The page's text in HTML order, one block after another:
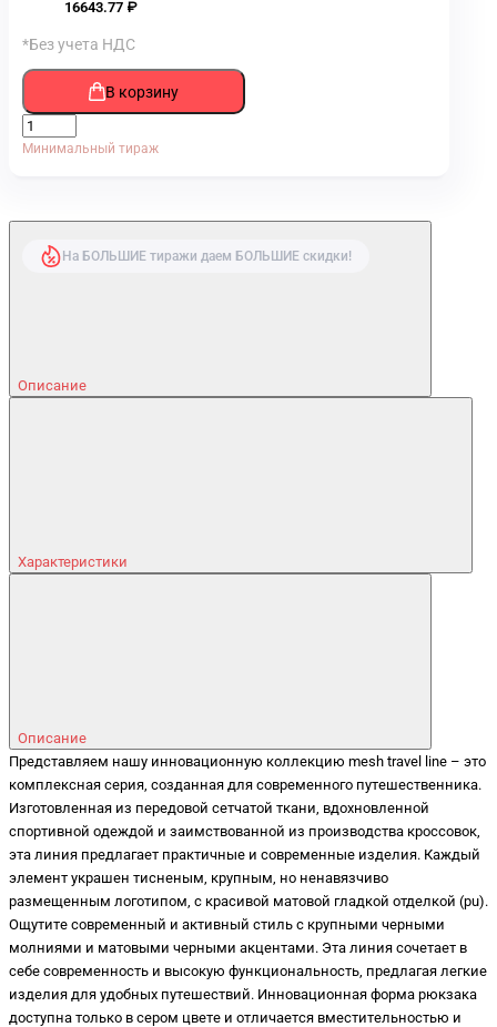
16643.77 ₽
*Без учета НДС
В корзину
Минимальный тираж
На БОЛЬШИЕ тиражи даем БОЛЬШИЕ скидки!
Описание
Характеристики
Описание
Представляем нашу инновационную коллекцию mesh travel line – это
комплексная серия, созданная для современного путешественника.
Изготовленная из передовой сетчатой ткани, вдохновленной
спортивной одеждой и заимствованной из производства кроссовок,
эта линия предлагает практичные и современные изделия. Каждый
элемент украшен тисненым, крупным, но ненавязчиво
размещенным логотипом, с красивой матовой гладкой отделкой (pu).
Ощутите современный и активный стиль с крупными черными
молниями и матовыми черными акцентами. Эта линия сочетает в
себе современность и высокую функциональность, предлагая легкие
изделия для удобных путешествий. Инновационная форма рюкзака
доступна только в сером цвете и отличается вместительностью и